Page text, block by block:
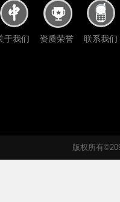
于我们 资质荣誉 联系我们
版权所有